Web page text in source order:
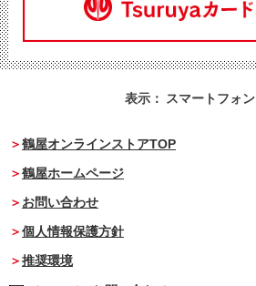
表示： スマートフォン
鶴屋オンラインストアTOP
鶴屋ホームページ
お問い合わせ
個人情報保護方針
推奨環境